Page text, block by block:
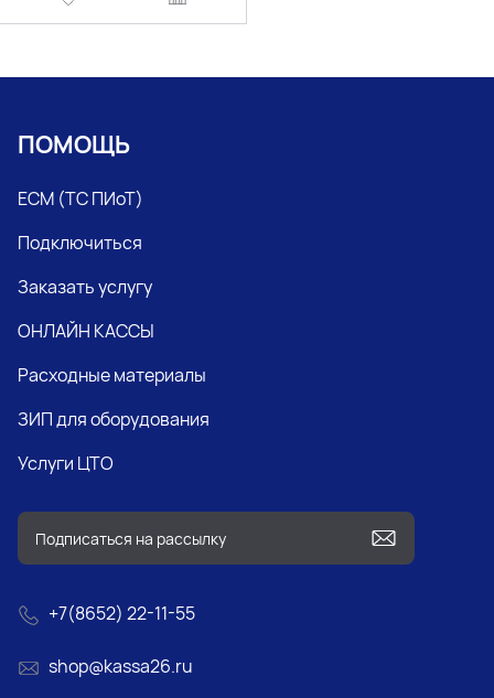
ПОМОЩЬ
ЕСМ (ТС ПИоТ)
Подключиться
Заказать услугу
ОНЛАЙН КАССЫ
Расходные материалы
ЗИП для оборудования
Услуги ЦТО
+7(8652) 22-11-55
shop@kassa26.ru